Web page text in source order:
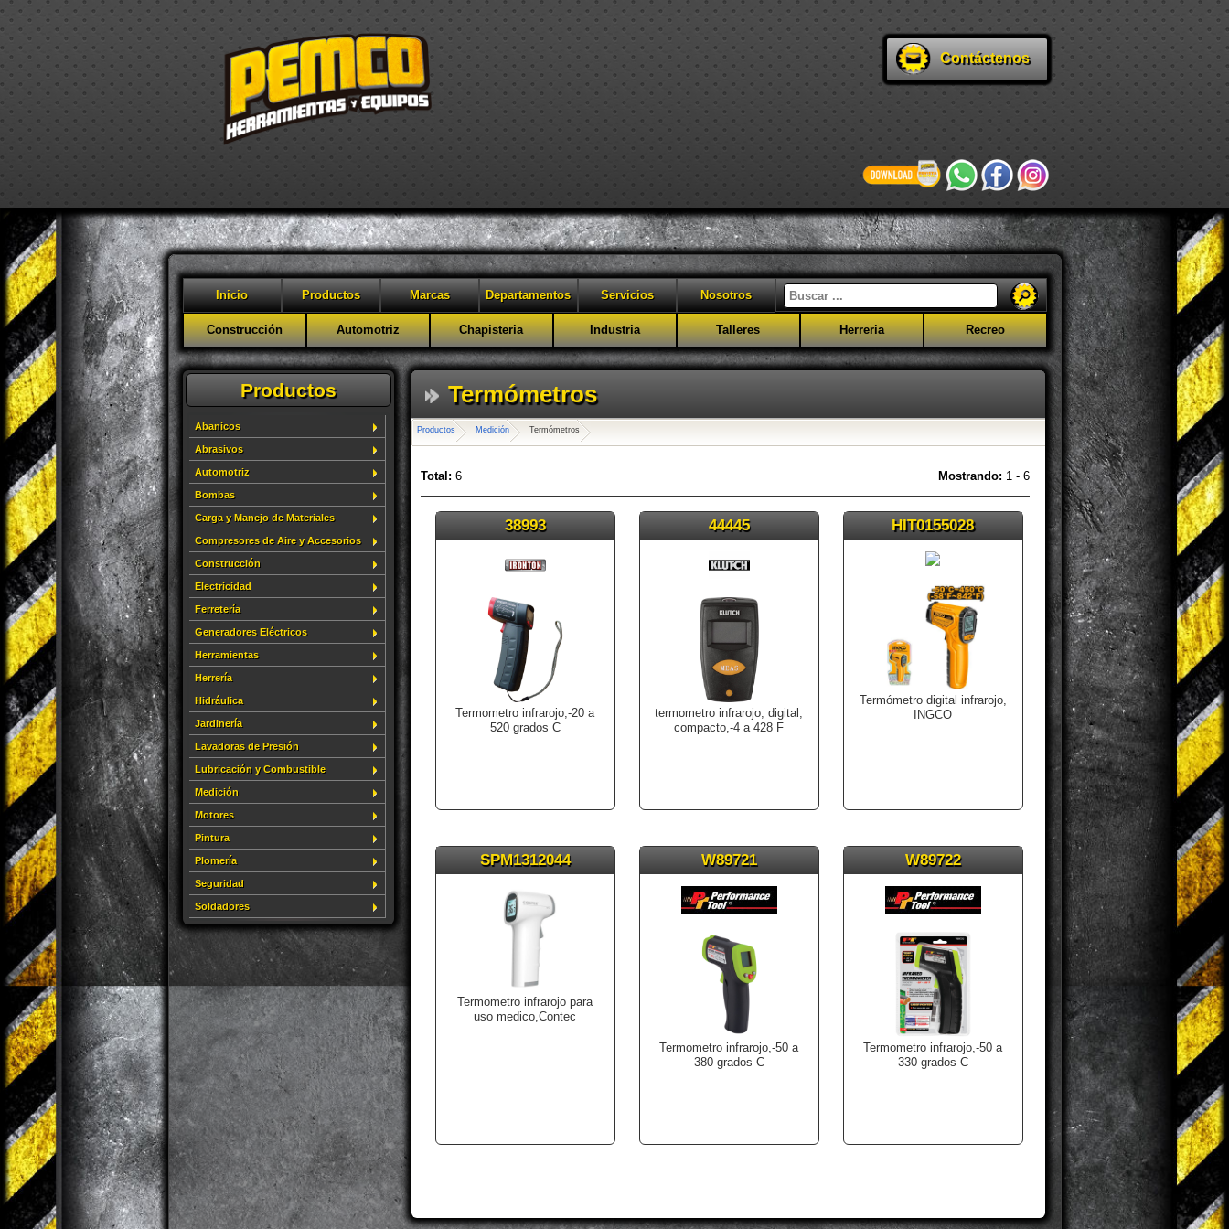
Contáctenos
Inicio Productos Marcas Departamentos Servicios Nosotros
Construcción Automotriz Chapisteria Industria Talleres Herreria Recreo
Productos
Abanicos
Abrasivos
Automotriz
Bombas
Carga y Manejo de Materiales
Compresores de Aire y Accesorios
Construcción
Electricidad
Ferretería
Generadores Eléctricos
Herramientas
Herrería
Hidráulica
Jardinería
Lavadoras de Presión
Lubricación y Combustible
Medición
Motores
Pintura
Plomería
Seguridad
Soldadores
Termómetros
Productos Medición Termómetros
Total: 6 Mostrando: 1 - 6
38993
Termometro infrarojo,-20 a
520 grados C
44445
termometro infrarojo, digital,
compacto,-4 a 428 F
HIT0155028
Termómetro digital infrarojo,
INGCO
SPM1312044
Termometro infrarojo para
uso medico,Contec
W89721
Termometro infrarojo,-50 a
380 grados C
W89722
Termometro infrarojo,-50 a
330 grados C